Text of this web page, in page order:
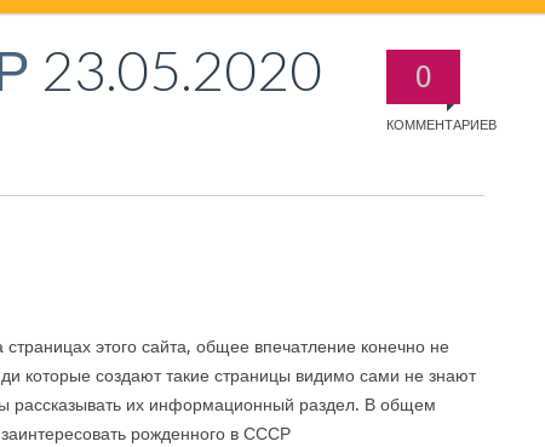
0
КОММЕНТАРИЕВ
23.05.2020
этого сайта, общее впечатление конечно не
которые создают такие страницы видимо сами не знают
рассказывать их информационный раздел. В общем
рожденного в СССР